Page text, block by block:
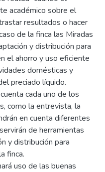
académico sobre el
resultados o hacer
de la finca las Miradas
y distribución para
el ahorro y uso eficiente
domésticas y
preciado líquido.
cada uno de los
como la entrevista, la
en cuenta diferentes
de herramientas
y distribución para
finca.
uso de las buenas